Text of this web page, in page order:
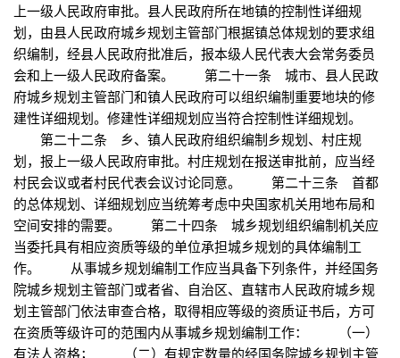
上一级人民政府审批。县人民政府所在地镇的控制性详细规
划，由县人民政府城乡规划主管部门根据镇总体规划的要求组
织编制，经县人民政府批准后，报本级人民代表大会常务委员
会和上一级人民政府备案。 第二十一条 城市、县人民政
府城乡规划主管部门和镇人民政府可以组织编制重要地块的修
建性详细规划。修建性详细规划应当符合控制性详细规划。
第二十二条 乡、镇人民政府组织编制乡规划、村庄规
划，报上一级人民政府审批。村庄规划在报送审批前，应当经
村民会议或者村民代表会议讨论同意。 第二十三条 首都
的总体规划、详细规划应当统筹考虑中央国家机关用地布局和
空间安排的需要。 第二十四条 城乡规划组织编制机关应
当委托具有相应资质等级的单位承担城乡规划的具体编制工
作。 从事城乡规划编制工作应当具备下列条件，并经国务
院城乡规划主管部门或者省、自治区、直辖市人民政府城乡规
划主管部门依法审查合格，取得相应等级的资质证书后，方可
在资质等级许可的范围内从事城乡规划编制工作： （一）
有法人资格； （二）有规定数量的经国务院城乡规划主管